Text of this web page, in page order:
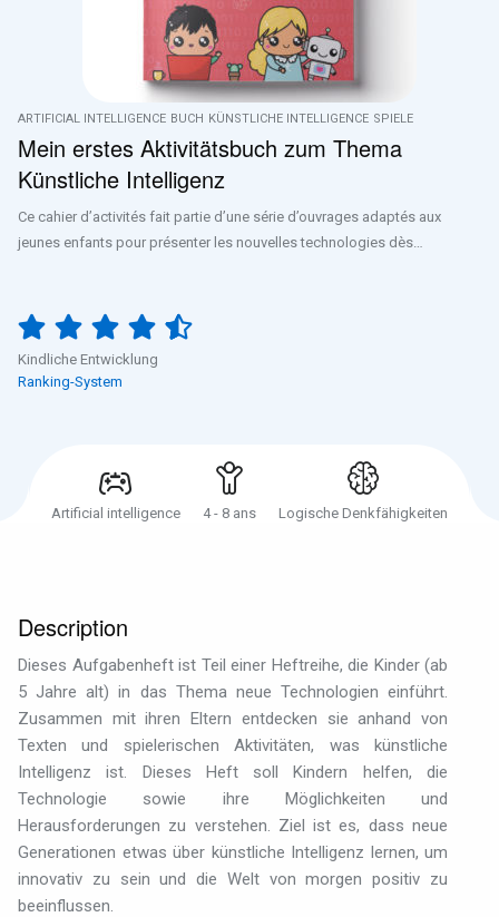
ARTIFICIAL INTELLIGENCE BUCH KÜNSTLICHE INTELLIGENCE SPIELE
Mein erstes Aktivitätsbuch zum Thema
Künstliche Intelligenz
Ce cahier d’activités fait partie d’une série d’ouvrages adaptés aux
jeunes enfants pour présenter les nouvelles technologies dès…
Kindliche Entwicklung
Ranking-System
Artificial intelligence 4 - 8 ans Logische Denkfähigkeiten
Description
Dieses Aufgabenheft ist Teil einer Heftreihe, die Kinder (ab
5 Jahre alt) in das Thema neue Technologien einführt.
Zusammen mit ihren Eltern entdecken sie anhand von
Texten und spielerischen Aktivitäten, was künstliche
Intelligenz ist. Dieses Heft soll Kindern helfen, die
Technologie sowie ihre Möglichkeiten und
Herausforderungen zu verstehen. Ziel ist es, dass neue
Generationen etwas über künstliche Intelligenz lernen, um
innovativ zu sein und die Welt von morgen positiv zu
beeinflussen.